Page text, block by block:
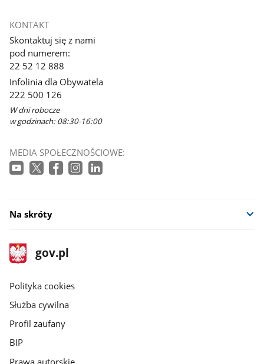
KONTAKT
Skontaktuj się z nami
pod numerem:
22 52 12 888
Infolinia dla Obywatela
222 500 126
W dni robocze
w godzinach: 08:30-16:00
MEDIA SPOŁECZNOŚCIOWE:
Na skróty
stopka
gov.pl
Strona
gov.pl
gov.pl
Polityka cookies
Służba cywilna
Profil zaufany
BIP
Prawa autorskie